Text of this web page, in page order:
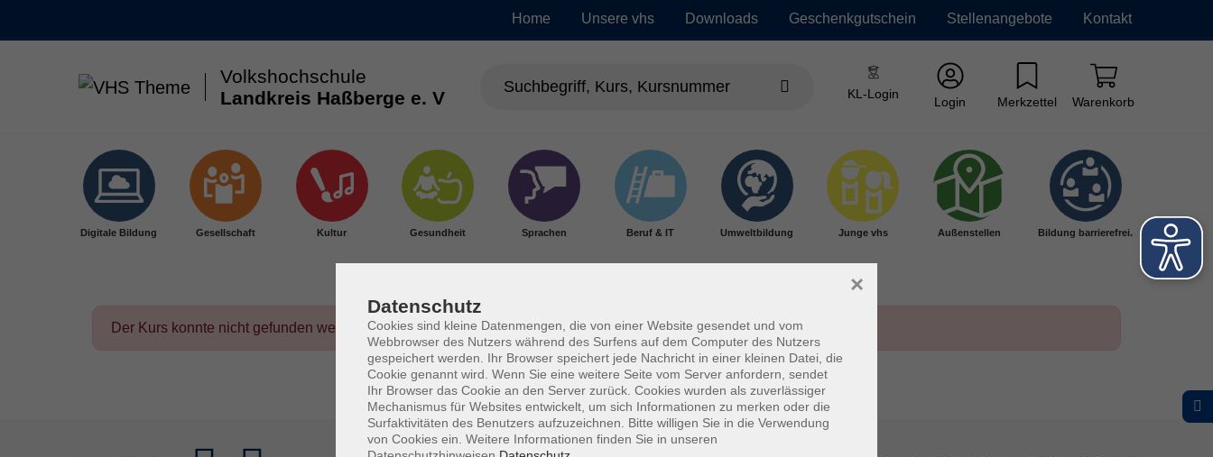
Home Unsere vhs Downloads Geschenkgutschein Stellenangebote Kontakt
Volkshochschule
Landkreis Haßberge e. V
KL-Login
Login Merkzettel Warenkorb
Digitale Bildung Gesellschaft Kultur Gesundheit Sprachen Beruf & IT Umweltbildung Junge vhs Außenstellen Bildung barrierefrei.
Der Kurs konnte nicht gefunden werden.
Datenschutz
Cookies sind kleine Datenmengen, die von einer Website gesendet und vom
Webbrowser des Nutzers während des Surfens auf dem Computer des Nutzers
gespeichert werden. Ihr Browser speichert jede Nachricht in einer kleinen Datei, die
Cookie genannt wird. Wenn Sie eine weitere Seite vom Server anfordern, sendet
Ihr Browser das Cookie an den Server zurück. Cookies wurden als zuverlässiger
Mechanismus für Websites entwickelt, um sich Informationen zu merken oder die
Surfaktivitäten des Benutzers aufzuzeichnen. Bitte willigen Sie in die Verwendung
von Cookies ein. Weitere Informationen finden Sie in unseren
×